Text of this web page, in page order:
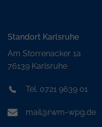
Standort Karlsruhe
Am Storrenacker 1a
76139 Karlsruhe
Tel. 0721 9639 01
mail@rwm-wpg.de